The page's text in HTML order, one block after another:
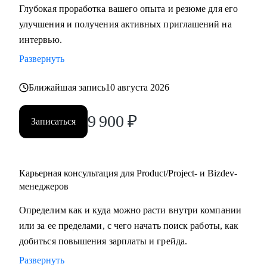
С чем помогу:
• Создать качественное резюме «с нуля» или
скорректировать имеющееся с учетом карьерных целей.
• Подготовиться к интервью, грамотно презентовать опыт
и сформулировать ответы на сложные
вопросы.
• Сделать ревью ваших текущих навыков и наметить
manager-a.
• Продактам от junior до lead расскажу, как улучшать
продуктом.
Кому могу помочь:
• Тем, кто хочет войти в IT и начать строить карьеру с нуля,
Глубокая проработка вашего опыта и резюме для его
улучшения и получения активных приглашений на
интервью.
Развернуть
Ближайшая запись10 августа 2026
Записаться 9 900 ₽
Карьерная консультация для Product/Project- и Bizdev-
менеджеров
Определим как и куда можно расти внутри компании
или за ее пределами, с чего начать поиск работы, как
добиться повышения зарплаты и грейда.
Развернуть